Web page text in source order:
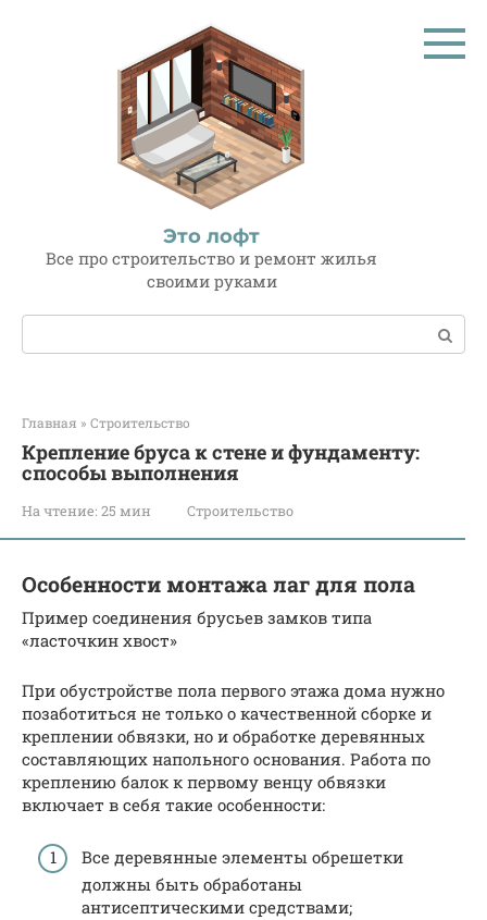
Это лофт
Все про строительство и ремонт жилья
своими руками
Поиск:
Главная » Строительство
Крепление бруса к стене и фундаменту:
способы выполнения
На чтение: 25 мин Строительство
Особенности монтажа лаг для пола
Пример соединения брусьев замков типа
«ласточкин хвост»
При обустройстве пола первого этажа дома нужно
позаботиться не только о качественной сборке и
креплении обвязки, но и обработке деревянных
составляющих напольного основания. Работа по
креплению балок к первому венцу обвязки
включает в себя такие особенности:
Все деревянные элементы обрешетки
должны быть обработаны
антисептическими средствами;